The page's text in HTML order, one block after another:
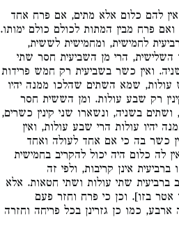
להם כלום אלא מתים, אם פרח אחד
פרח מבין המתות לכולם כולם ימותו.
לחמישית, ומחמישית לששית,
הרי מן השביעית חסר שתי
ואין כשר בשביעית רק חמש פרידות
עולות, שמא השתים שהלכו ממנה יהיו
רק שבע עולות. ומן הששית חסר
בשניה, ונשארו שני קינין כשרים,
יהיו עולות הרי שבע עולות, ואין
כשר בה כי אם אחד לעולה ואחד
לה כלום היה יכול להקריב בחמישית
אינן קריבות, ולפי זה
ברביעית שתי עולות ושתי חטאות. אלא
אטר בזו]. וכן כי פרח וחזר פעם
כמו כן גזרינן בכל פריחה וחזרה